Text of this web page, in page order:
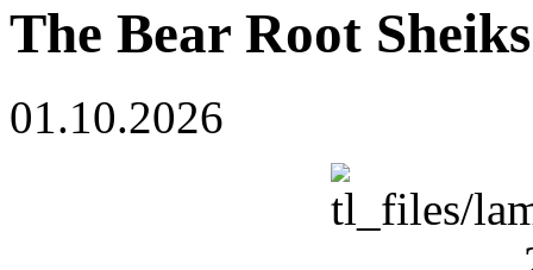
The Bear Root Sheiks
01.10.2026